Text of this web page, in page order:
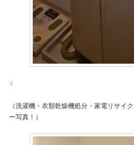
☟
（洗濯機・衣類乾燥機処分・家電リサ
ー写真！）